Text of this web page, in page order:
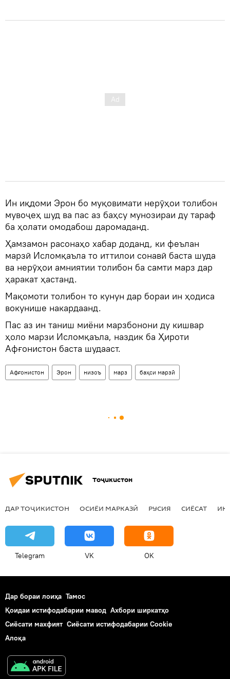
Ин иқдоми Эрон бо муқовимати нерӯҳои толибон
мувоҷеҳ шуд ва пас аз баҳсу мунозираи ду тараф
ба ҳолати омодабош даромаданд.
Ҳамзамон расонаҳо хабар доданд, ки феълан
марзӣ Исломқаъла то иттилои сонавӣ баста шуда
ва нерӯҳои амниятии толибон ба самти марз дар
ҳаракат ҳастанд.
Мақомоти толибон то кунун дар бораи ин ҳодиса
вокунише накардаанд.
Пас аз ин таниш миёни марзбонони ду кишвар
ҳоло марзи Исломқаъла, наздик ба Ҳироти
Афғонистон баста шудааст.
Афғонистон Эрон низоъ марз баҳси марзӣ
Тоҷикистон
ДАР ТОҶИКИСТОН ОСИЁИ МАРКАЗӢ РУСИЯ СИЁСАТ
Telegram VK OK
Дар бораи лоиҳа Тамос
Қоидаи истифодабарии мавод Ахбори ширкатҳо
Сиёсати махфият Сиёсати истифодабарии Cookie
Алоқа